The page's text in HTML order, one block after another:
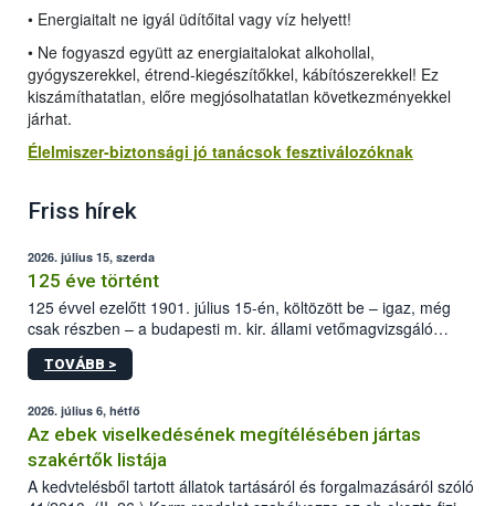
• Energiaitalt ne igyál üdítőital vagy víz helyett!
• Ne fogyaszd együtt az energiaitalokat alkohollal,
gyógyszerekkel, étrend-kiegészítőkkel, kábítószerekkel! Ez
kiszámíthatatlan, előre megjósolhatatlan következményekkel
járhat.
Élelmiszer-biztonsági jó tanácsok fesztiválozóknak
Friss hírek
2026. július 15, szerda
125 éve történt
125 évvel ezelőtt 1901. július 15-én, költözött be – igaz, még
csak részben – a budapesti m. kir. állami vetőmagvizsgáló
állomás a Kis Rókus utca 15. szám alatti, Czigler Győző által
tervezett új épületébe.
TOVÁBB >
2026. július 6, hétfő
Az ebek viselkedésének megítélésében jártas
szakértők listája
A kedvtelésből tartott állatok tartásáról és forgalmazásáról szóló